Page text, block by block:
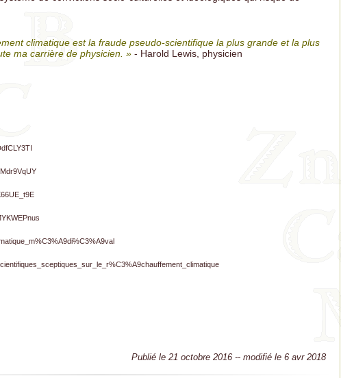
climatique est la fraude pseudo-scientifique la plus grande et la plus
ma carrière de physicien. » - Harold Lewis, physicien
Publié le 21 octobre 2016 -- modifié le 6 avr 2018